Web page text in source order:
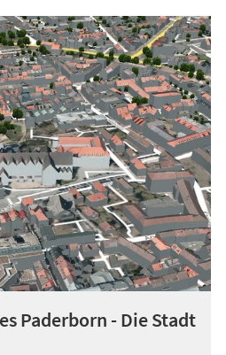
Paderborn - Die Stadt